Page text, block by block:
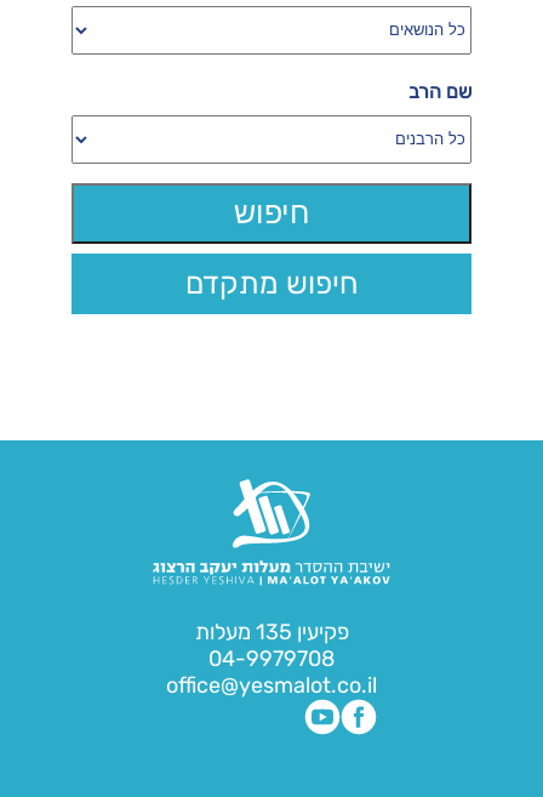
שם הרב
חיפוש מתקדם
פקיעין 135 מעלות
04-9979708
office@yesmalot.co.il